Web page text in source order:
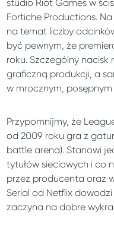
studio Riot Games w
Fortiche Productions.
na temat liczby
być pewnym, że
roku. Szczególny
graficzną produkcji, a
w mrocznym,
Przypomnijmy, że
od 2009 roku gra z
battle arena). Stanowi
tytułów sieciowych i co
przez producenta oraz
Serial od Netflix
zaczyna na dobre